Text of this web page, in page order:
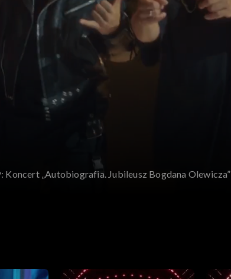
Koncert „Autobiografia. Jubileusz Bogdana Olewicza”